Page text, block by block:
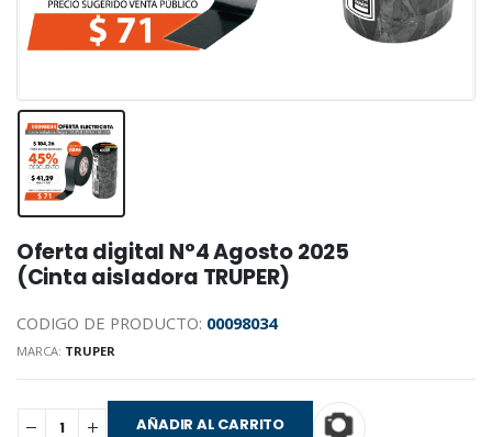
Oferta digital N°4 Agosto 2025
(Cinta aisladora TRUPER)
CODIGO DE PRODUCTO: 00098034
MARCA: TRUPER
AÑADIR AL CARRITO